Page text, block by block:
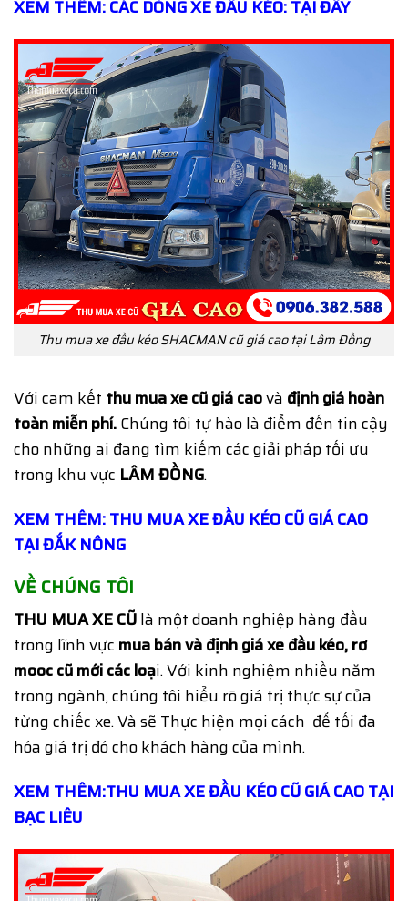
XEM THÊM: CÁC DÒNG XE ĐẦU KÉO: TẠI ĐÂY
Thu mua xe đầu kéo SHACMAN cũ giá cao tại Lâm Đồng
Với cam kết thu mua xe cũ giá caovà định giá hoàn
toàn miễn phí.Chúng tôi tự hào là điểm đến tin cậy
cho những ai đang tìm kiếm các giải pháp tối ưu
trong khu vực LÂM ĐỒNG.
XEM THÊM: THU MUA XE ĐẦU KÉO CŨ GIÁ CAO
TẠI ĐẮK NÔNG
VỀ CHÚNG TÔI
THU MUA XE CŨlà một doanh nghiệp hàng đầu
trong lĩnh vực mua bán và định giáxe đầu kéo, rơ
mooc cũ mới các loại. Với kinh nghiệm nhiều năm
trong ngành, chúng tôi hiểu rõ giá trị thực sự của
từng chiếc xe. Và sẽ Thực hiện mọi cách để tối đa
hóa giá trị đó cho khách hàng của mình.
XEM THÊM:THU MUA XE ĐẦU KÉO CŨ GIÁ CAO TẠI
BẠC LIÊU